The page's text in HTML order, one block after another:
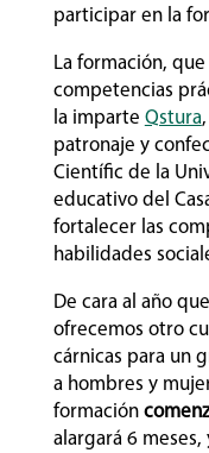
participar en la
La formación,
competencias
la imparte Qstura
patronaje y
Científic de la
educativo del
fortalecer las
habilidades
De cara al año
ofrecemos otro
cárnicas para un
a hombres y
formación
alargará 6